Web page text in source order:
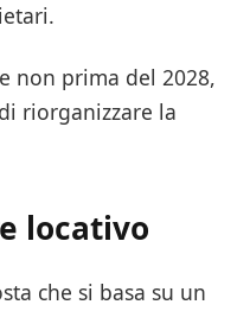
non prima del 2028,
riorganizzare la
locativo
che si basa su un